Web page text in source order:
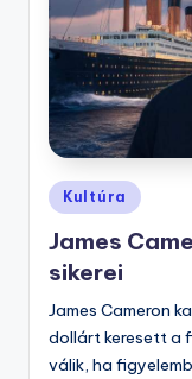
Posted
in
Kultúra
James
sikerei
James Cameron
dollárt keresett a
válik, ha